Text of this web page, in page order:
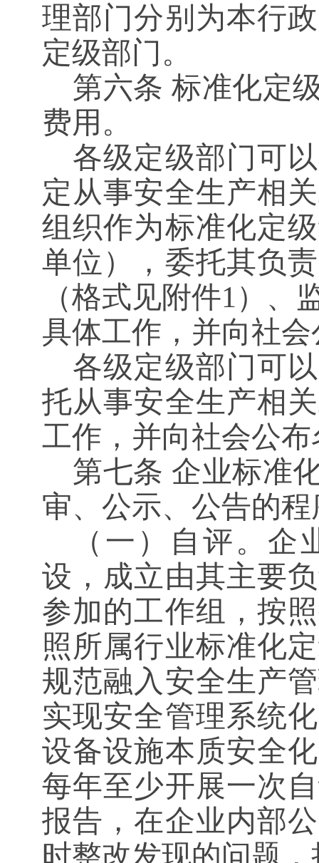
理部门分别为本行
定级部门。
第六条 标准化定
费用。
各级定级部门可
定从事安全生产相
组织作为标准化定
单位），委托其负
（格式见附件1）、
具体工作，并向社
各级定级部门可
托从事安全生产相
工作，并向社会公
第七条 企业标准
审、公示、公告的
（一）自评。
设，成立由其主要
参加的工作组，按
照所属行业标准化
规范融入安全生产
实现安全管理系统
设备设施本质安全
每年至少开展一次
报告，在企业内部
时整改发现的问题